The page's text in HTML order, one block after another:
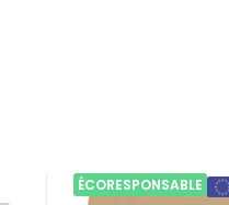
ÉCORESPONSABLE